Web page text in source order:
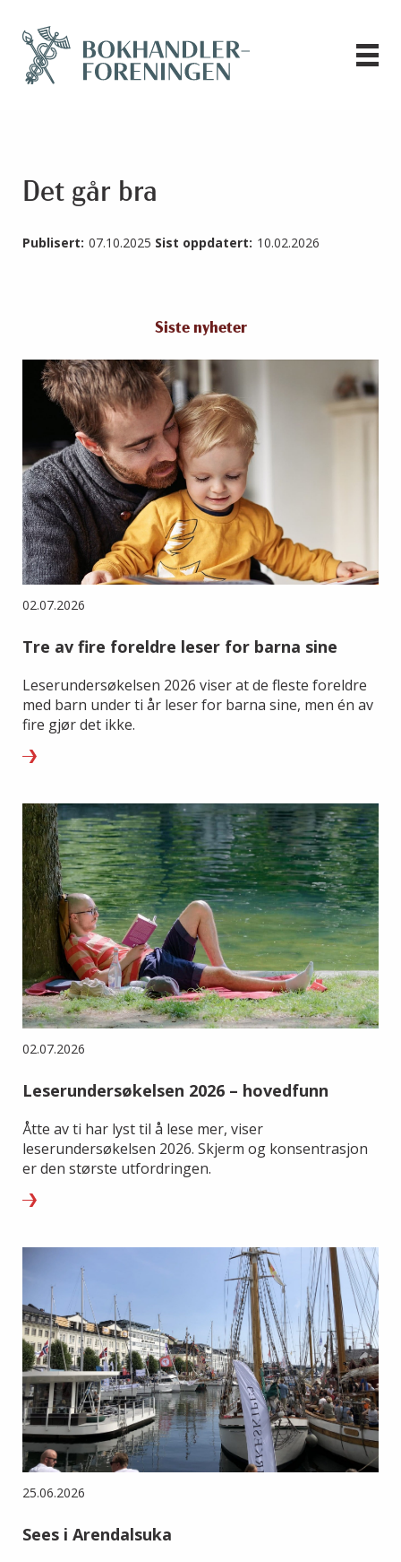
Det går bra
Publisert: 07.10.2025 Sist oppdatert: 10.02.2026
Siste nyheter
02.07.2026
Tre av fire foreldre leser for barna sine
Leserundersøkelsen 2026 viser at de fleste foreldre
med barn under ti år leser for barna sine, men én av
fire gjør det ikke.
02.07.2026
Leserundersøkelsen 2026 – hovedfunn
Åtte av ti har lyst til å lese mer, viser
leserundersøkelsen 2026. Skjerm og konsentrasjon
er den største utfordringen.
25.06.2026
Sees i Arendalsuka